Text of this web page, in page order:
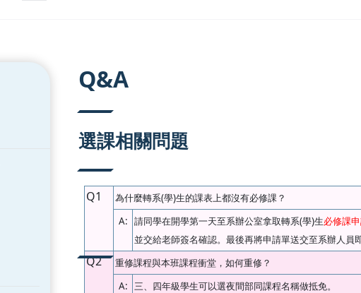
Q&A
選課相關問題
Q1 為什麼轉系(學)生的課表上都沒有必修課？
A: 請同學在開學第一天至系辦公室拿取轉系(學)生必修課
並交給老師簽名確認。最後再將申請單送交至系辦人員即
Q2 重修課程與本班課程衝堂，如何重修？
A: 三、四年級學生可以選夜間部同課程名稱做抵免。